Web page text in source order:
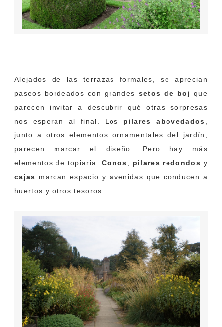
Alejados de las terrazas formales, se aprecian
paseos bordeados con grandes setos de boj que
parecen invitar a descubrir qué otras sorpresas
nos esperan al final. Los pilares abovedados
junto a otros elementos ornamentales del jardín,
parecen marcar el diseño. Pero hay más
elementos de topiaria.Conos pilares redondos y
cajas marcan espacio y avenidas que conducen a
huertos y otros tesoros.